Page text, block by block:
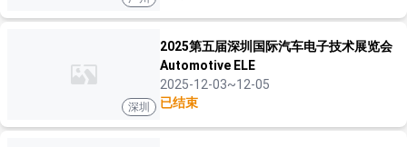
深圳
2025第五届深圳国际汽车电子技术展览会
Automotive ELE
2025-12-03~12-05
已结束